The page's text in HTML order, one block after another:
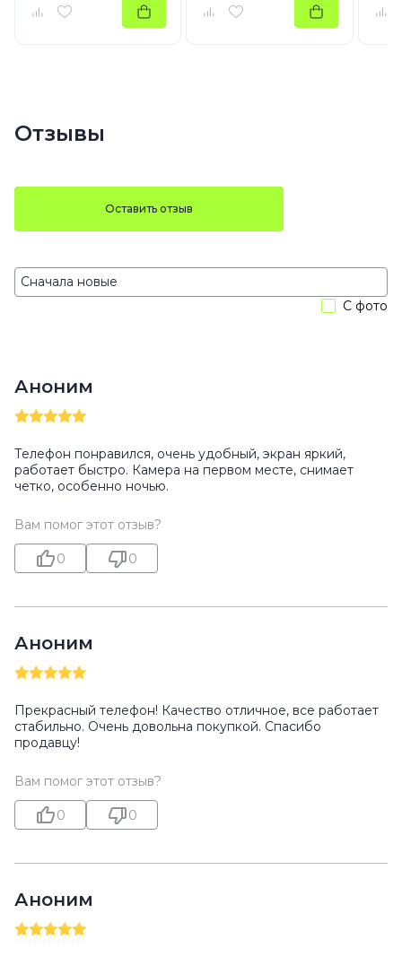
Отзывы
Оставить отзыв
С фото
Аноним
Телефон понравился, очень удобный, экран яркий,
работает быстро. Камера на первом месте, снимает
четко, особенно ночью.
Вам помог этот отзыв?
0 0
Аноним
Прекрасный телефон! Качество отличное, все работает
стабильно. Очень довольна покупкой. Спасибо
продавцу!
Вам помог этот отзыв?
0 0
Аноним